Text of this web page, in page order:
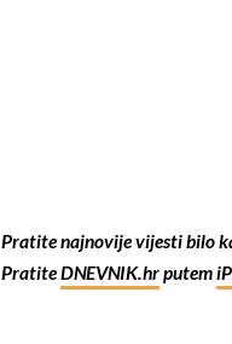
Pratite najnovije vijesti bilo
PratiteDNEVNIK.hrputem